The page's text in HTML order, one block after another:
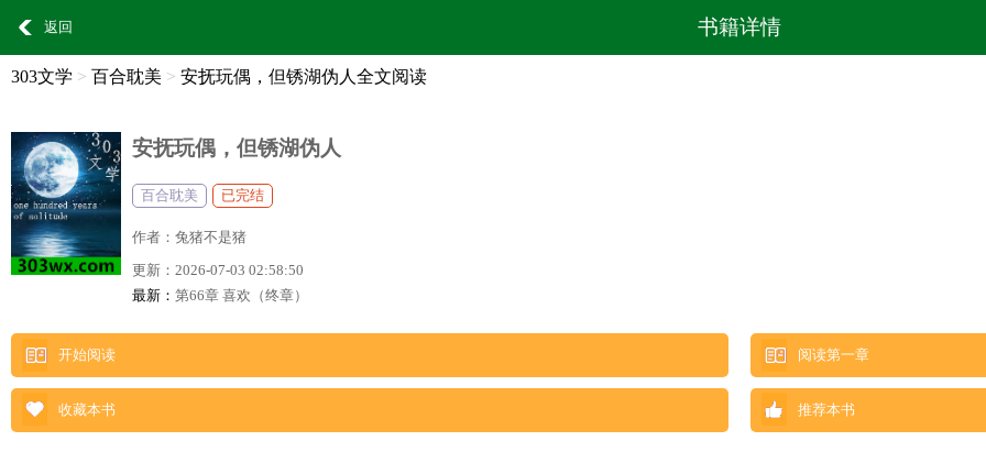
返回 书籍详情
303文学 > 百合耽美 > 安抚玩偶，但锈湖伪人全文阅读
安抚玩偶，但锈湖伪人
百合耽美 已完结
作者： 兔猪不是猪
更新： 2026-07-03 02:58:50
最新： 第66章 喜欢（终章）
开始阅读 阅读第一章
收藏本书 推荐本书